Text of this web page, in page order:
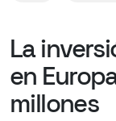
La
en
millones